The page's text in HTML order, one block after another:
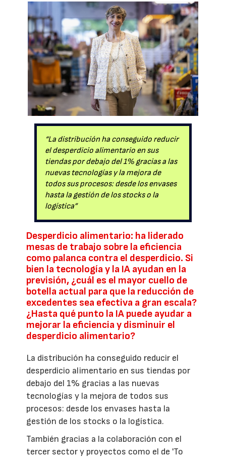
“La distribución ha conseguido reducir
el desperdicio alimentario en sus
tiendas por debajo del 1% gracias a las
nuevas tecnologías y la mejora de
todos sus procesos: desde los envases
hasta la gestión de los stocks o la
logística”
Desperdicio alimentario: ha liderado
mesas de trabajo sobre la eficiencia
como palanca contra el desperdicio. Si
bien la tecnología y la IA ayudan en la
previsión, ¿cuál es el mayor cuello de
botella actual para que la reducción de
excedentes sea efectiva a gran escala?
¿Hasta qué punto la IA puede ayudar a
mejorar la eficiencia y disminuir el
desperdicio alimentario?
La distribución ha conseguido reducir el
desperdicio alimentario en sus tiendas por
debajo del 1% gracias a las nuevas
tecnologías y la mejora de todos sus
procesos: desde los envases hasta la
gestión de los stocks o la logística.
También gracias a la colaboración con el
tercer sector y proyectos como el de 'To